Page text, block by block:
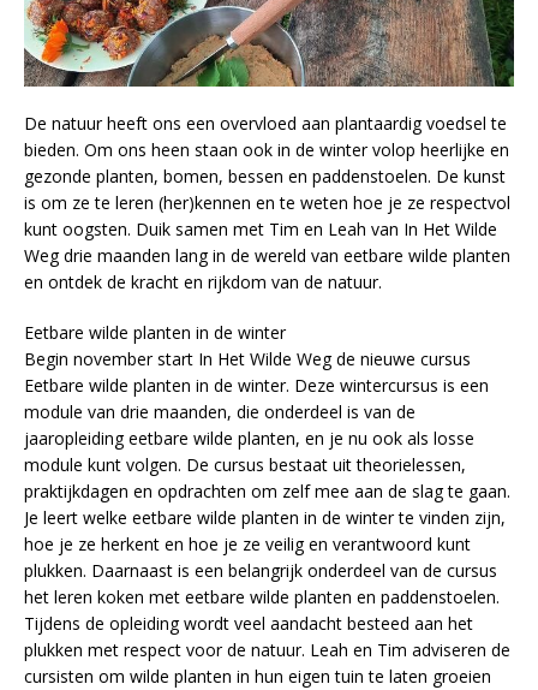
De natuur heeft ons een overvloed aan plantaardig voedsel te
bieden. Om ons heen staan ook in de winter volop heerlijke en
gezonde planten, bomen, bessen en paddenstoelen. De kunst
is om ze te leren (her)kennen en te weten hoe je ze respectvol
kunt oogsten. Duik samen met Tim en Leah van In Het Wilde
Weg drie maanden lang in de wereld van eetbare wilde planten
en ontdek de kracht en rijkdom van de natuur.
Eetbare wilde planten in de winter
Begin november start In Het Wilde Weg de nieuwe cursus
Eetbare wilde planten in de winter. Deze wintercursus is een
module van drie maanden, die onderdeel is van de
jaaropleiding eetbare wilde planten, en je nu ook als losse
module kunt volgen. De cursus bestaat uit theorielessen,
praktijkdagen en opdrachten om zelf mee aan de slag te gaan.
Je leert welke eetbare wilde planten in de winter te vinden zijn,
hoe je ze herkent en hoe je ze veilig en verantwoord kunt
plukken. Daarnaast is een belangrijk onderdeel van de cursus
het leren koken met eetbare wilde planten en paddenstoelen.
Tijdens de opleiding wordt veel aandacht besteed aan het
plukken met respect voor de natuur. Leah en Tim adviseren de
cursisten om wilde planten in hun eigen tuin te laten groeien